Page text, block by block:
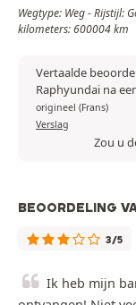
Wegtype: Weg - Rijstijl:
kilometers: 600004 km
Vertaalde
Raphyundai na
origineel (Frans)
Verslag
Zou u
BEOORDELING
3/5
Ik heb mijn